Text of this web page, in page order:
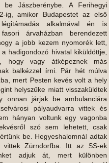
Jászberénybe. A Ferihegyi
ig, amikor Budapestet az első
alkalmával én is
árvaházban berendezett
a jobb kezem nyomorék lett,
hadigondozó hivatal kiküldöttje,
hogy vagy átképeznek más
balkézzel írni. Pár hét múlva
mert Pesten kevés volt a hely
helyszűke miatt visszaküldtek
onnan járjak be ambulanciára
pályaudvarra vittek és
hányan voltunk egy vagonba
szó sem lehetett, csak
be. Hegyeshalomnál adtak
Zürndorfba. Itt az SS-ek
adjuk át, mert különben